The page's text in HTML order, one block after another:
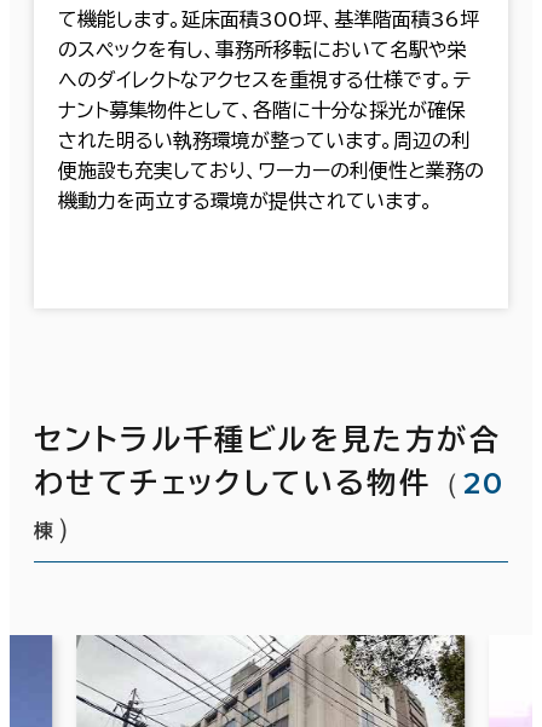
て機能します。延床面積300坪、基準階面積36坪
のスペックを有し、事務所移転において名駅や栄
へのダイレクトなアクセスを重視する仕様です。テ
ナント募集物件として、各階に十分な採光が確保
された明るい執務環境が整っています。周辺の利
便施設も充実しており、ワーカーの利便性と業務の
機動力を両立する環境が提供されています。
セントラル千種ビルを見た方が合
わせてチェックしている物件
（ 20
棟 ）